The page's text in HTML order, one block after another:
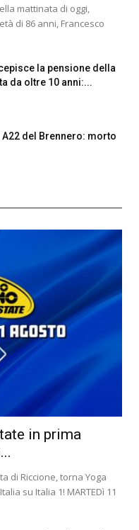
mattinata di oggi,
di 86 anni, Francesco
la pensione della
da oltre 10 anni:...
A22 del Brennero: morto
in prima
di Riccione, torna Yoga
su Italia 1! MARTEDì 11